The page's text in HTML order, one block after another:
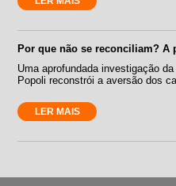
Por que não se reconciliam? A
Uma aprofundada investigação
Popoli reconstrói a aversão dos
LER MAIS